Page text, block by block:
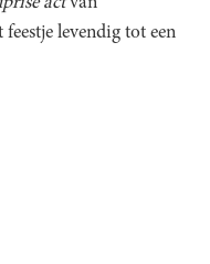
levendig tot een